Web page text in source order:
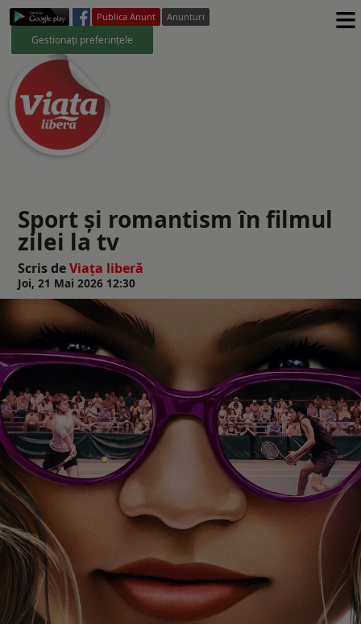
Publica Anunt Anunturi
Gestionați preferințele ≡
Sport și romantism în filmul
zilei la tv
Scris deViaţa liberă
Joi, 21 Mai 2026 12:30